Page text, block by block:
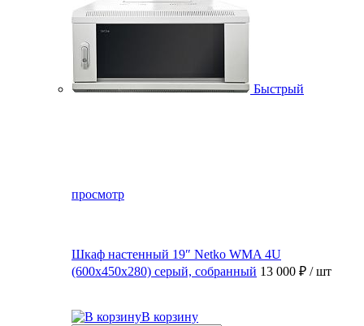
Быстрый
просмотр
Шкаф настенный 19″ Netko WMA 4U
(600x450x280) серый, собранный 13 000 ₽ / шт
В корзину